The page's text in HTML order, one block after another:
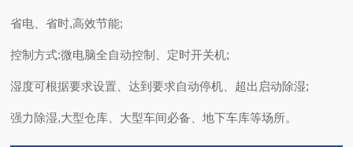
省电、省时,高效节能;
控制方式:微电脑全自动控制、定时开关机;
湿度可根据要求设置、达到要求自动停机、超出启动除湿;
强力除湿,大型仓库、大型车间必备、地下车库等场所。